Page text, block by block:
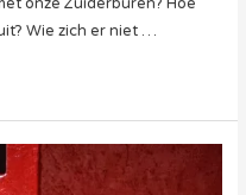
Wie zich er niet …